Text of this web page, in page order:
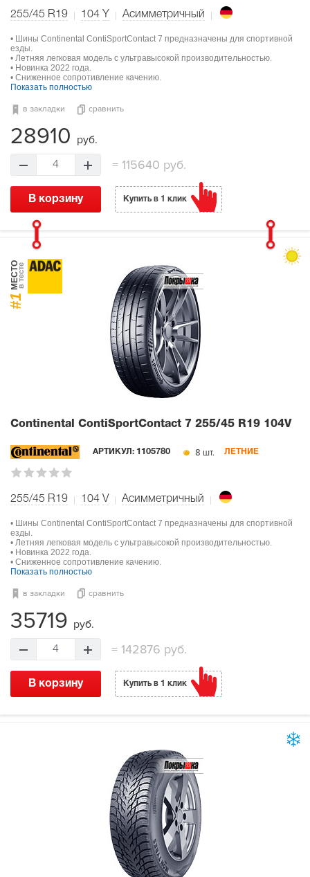
255/45 R19 104 Y Асимметричный
• Шины Continental ContiSportContact 7 предназначены для спортивной
езды.
• Летняя легковая модель с ультравысокой производительностью.
• Новинка 2022 года.
• Сниженное сопротивление качению.
Показать полностью
в закладки сравнить
28910 руб.
4 = 115640 руб.
В корзину Купить в 1 клик
#1
МЕСТОв тесте
Continental ContiSportContact 7 255/45 R19 104V
АРТИКУЛ: 1105780 8 шт. ЛЕТНИЕ
255/45 R19 104 V Асимметричный
• Шины Continental ContiSportContact 7 предназначены для спортивной
езды.
• Летняя легковая модель с ультравысокой производительностью.
• Новинка 2022 года.
• Сниженное сопротивление качению.
Показать полностью
в закладки сравнить
35719 руб.
4 = 142876 руб.
В корзину Купить в 1 клик